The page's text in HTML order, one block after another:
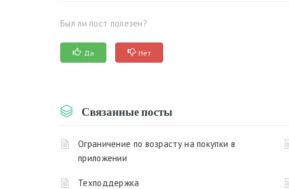
Был ли пост полезен?
Да Нет
Связанные посты
Ограничение по возрасту на покупки в
приложении
Техподдержка